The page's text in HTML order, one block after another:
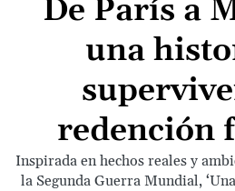
De París a
una
redención
Inspirada en hechos reales y
la Segunda Guerra Mundial,